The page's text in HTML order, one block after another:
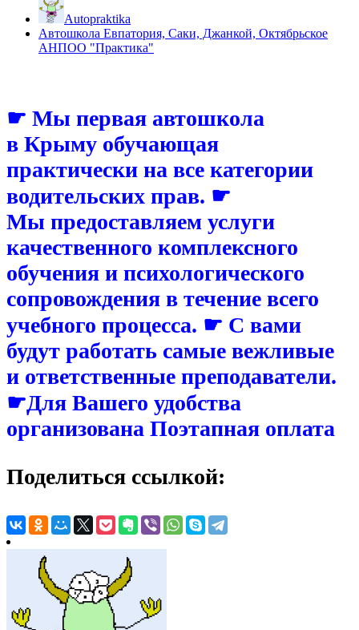
Autopraktika
Автошкола Евпатория, Саки, Джанкой, Октябрьское
АНПОО "Практика"
☛ Мы первая автошкола
в Крыму обучающая
практически на все категории
водительских прав. ☛
Мы предоставляем услуги
качественного комплексного
обучения и психологического
сопровождения в течение всего
учебного процесса. ☛ С вами
будут работать самые вежливые
и ответственные преподаватели.
☛Для Вашего удобства
организована Поэтапная оплата
Поделиться ссылкой: